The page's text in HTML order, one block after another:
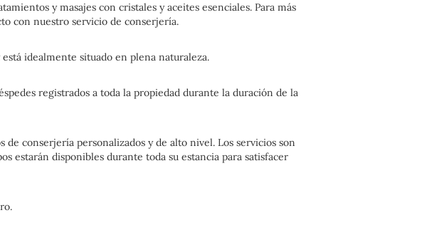
y masajes con cristales y aceites esenciales. Para más
con nuestro servicio de conserjería.
idealmente situado en plena naturaleza.
registrados a toda la propiedad durante la duración de la
de conserjería personalizados y de alto nivel. Los servicios son
estarán disponibles durante toda su estancia para satisfacer